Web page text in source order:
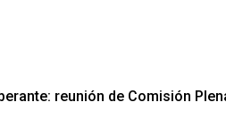
reunión de Comisión